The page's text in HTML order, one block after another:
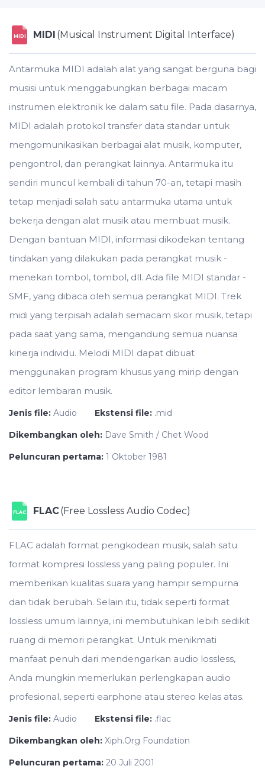
MIDI MIDI (Musical Instrument Digital Interface)
Antarmuka MIDI adalah alat yang sangat berguna bagi
musisi untuk menggabungkan berbagai macam
instrumen elektronik ke dalam satu file. Pada dasarnya,
MIDI adalah protokol transfer data standar untuk
mengomunikasikan berbagai alat musik, komputer,
pengontrol, dan perangkat lainnya. Antarmuka itu
sendiri muncul kembali di tahun 70-an, tetapi masih
tetap menjadi salah satu antarmuka utama untuk
bekerja dengan alat musik atau membuat musik.
Dengan bantuan MIDI, informasi dikodekan tentang
tindakan yang dilakukan pada perangkat musik -
menekan tombol, tombol, dll. Ada file MIDI standar -
SMF, yang dibaca oleh semua perangkat MIDI. Trek
midi yang terpisah adalah semacam skor musik, tetapi
pada saat yang sama, mengandung semua nuansa
kinerja individu. Melodi MIDI dapat dibuat
menggunakan program khusus yang mirip dengan
editor lembaran musik.
Jenis file: Audio Ekstensi file: .mid
Dikembangkan oleh: Dave Smith / Chet Wood
Peluncuran pertama: 1 Oktober 1981
FLAC FLAC(Free Lossless Audio Codec)
FLAC adalah format pengkodean musik, salah satu
format kompresi lossless yang paling populer. Ini
memberikan kualitas suara yang hampir sempurna
dan tidak berubah. Selain itu, tidak seperti format
lossless umum lainnya, ini membutuhkan lebih sedikit
ruang di memori perangkat. Untuk menikmati
manfaat penuh dari mendengarkan audio lossless,
Anda mungkin memerlukan perlengkapan audio
profesional, seperti earphone atau stereo kelas atas.
Jenis file: Audio Ekstensi file: .flac
Dikembangkan oleh: Xiph.Org Foundation
Peluncuran pertama: 20 Juli 2001